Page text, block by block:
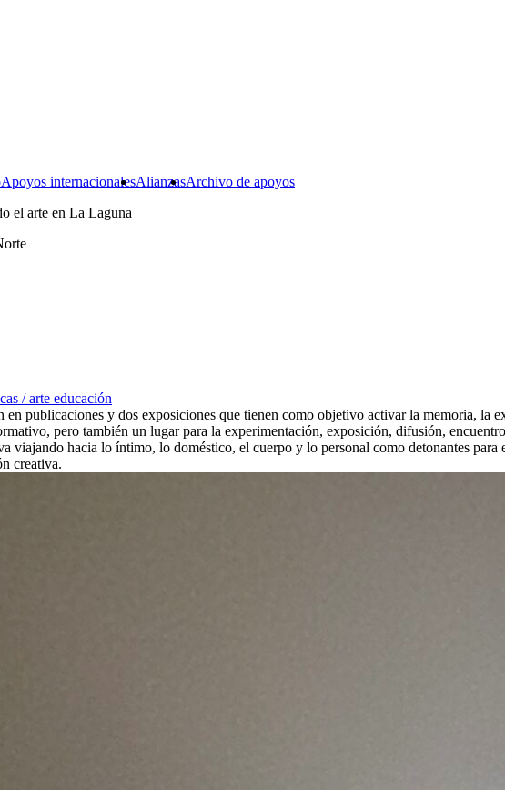
Apoyos internacionalesAlianzasArchivo de apoyos
el arte en La Laguna
/ arte educación
en publicaciones y dos exposiciones que tienen como objetivo activar la memoria, la
pero también un lugar para la experimentación, exposición, difusión,
hacia lo íntimo, lo doméstico, el cuerpo y lo personal como detonantes para
creativa.